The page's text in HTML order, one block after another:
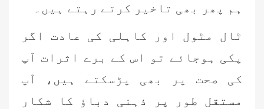
ہم پھر بھی تاخیر کرتے رہتے ہیں۔
ٹال مٹول اور کاہلی کی عادت اگر
پکی ہوجائے تو اس کے برے اثرات آپ
کی صحت پر بھی پڑسکتے ہیں، آپ
مستقل طور پر ذہنی دباؤ کا شکار